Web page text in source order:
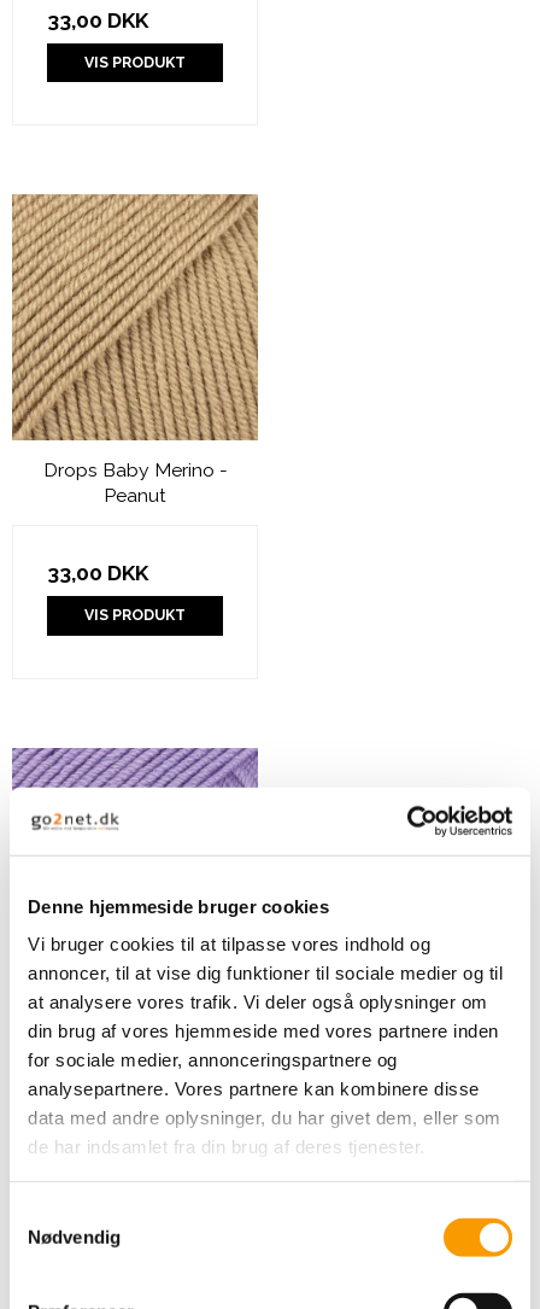
Denne hjemmeside bruger cookies
Vi bruger cookies til at tilpasse vores indhold og
annoncer, til at vise dig funktioner til sociale medier og til
at analysere vores trafik. Vi deler også oplysninger om
din brug af vores hjemmeside med vores partnere inden
for sociale medier, annonceringspartnere og
analysepartnere. Vores partnere kan kombinere disse
data med andre oplysninger, du har givet dem, eller som
de har indsamlet fra din brug af deres tjenester.
Nødvendig
33,00 DKK
VIS PRODUKT
Drops Baby Merino -
Peanut
33,00 DKK
VIS PRODUKT
Drops Baby Merino -
Purple
33,00 DKK